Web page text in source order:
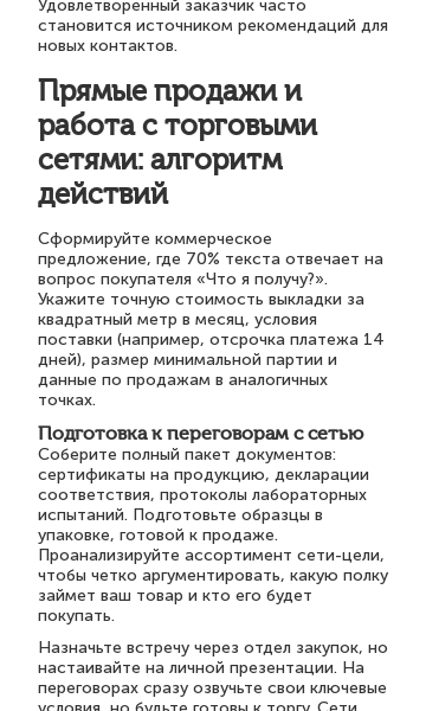
Удовлетворенный заказчик часто
становится источником рекомендаций для
новых контактов.
Прямые продажи и
работа с торговыми
сетями: алгоритм
действий
Сформируйте коммерческое
предложение, где 70% текста отвечает на
вопрос покупателя «Что я получу?».
Укажите точную стоимость выкладки за
квадратный метр в месяц, условия
поставки (например, отсрочка платежа 14
дней), размер минимальной партии и
данные по продажам в аналогичных
точках.
Подготовка к переговорам с сетью
Соберите полный пакет документов:
сертификаты на продукцию, декларации
соответствия, протоколы лабораторных
испытаний. Подготовьте образцы в
упаковке, готовой к продаже.
Проанализируйте ассортимент сети-цели,
чтобы четко аргументировать, какую полку
займет ваш товар и кто его будет
покупать.
Назначьте встречу через отдел закупок, но
настаивайте на личной презентации. На
переговорах сразу озвучьте свои ключевые